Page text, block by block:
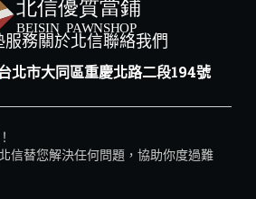
服務關於北信聯絡我們
北市大同區重慶北路二段194號
信替您解決任何問題，協助你度過難